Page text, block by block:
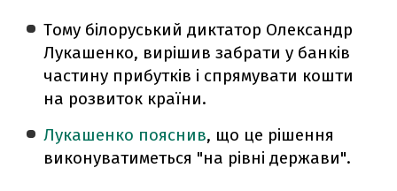
Тому білоруський диктатор Олександр
Лукашенко, вирішив забрати у банків
частину прибутків і спрямувати кошти
на розвиток країни.
Лукашенко пояснив, що це рішення
виконуватиметься "на рівні держави".